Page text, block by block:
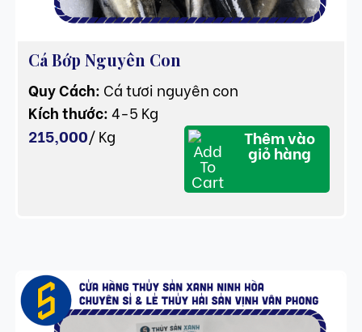
​Cá Bớp Nguyên Con
Quy Cách: Cá tươi nguyên con
Kích thước:4-5 Kg
215,000/Kg Thêm vào
giỏ hàng